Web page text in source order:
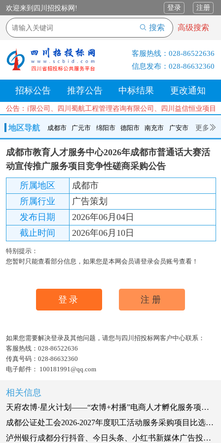
欢迎来到四川招投标网! 登录 注册
搜索 高级搜索
客服热线： 028-86522636
信息发布： 028-86632360
招标公告 推荐公告 中标结果 更改通知
公告： 公司、四川蜀航工程管理咨询有限公司、四川益信
地区导航 成都市 广元市 绵阳市 德阳市 南充市 广安市 更多
成都市 广元市 绵阳市 德阳市 南充市 广安市
遂宁市
内江市
乐山市 自贡市 泸州市 宜宾市 攀枝花
达州市
资阳市 眉山市 雅安市 阿坝州 甘孜州 凉山州
成都市教育人才服务中心2026年成都市普通话大赛活
动宣传推广服务项目竞争性磋商采购公告
所属地区
成都市
所属行业
广告策划
发布日期
2026年06月04日
截止时间
2026年06月10日
特别提示：
您暂时只能查看部分信息，如果您是本网会员请登录会员账号查看！
登录 注册
如果您需要解决登录及其他问题，请您与四川招投标网客户中心联系：
客服热线： 028-86522636
传真号码： 028-86632360
电子邮件： 100181991@qq.com
相关信息
天府农博·星火计划——“农博+村播”电商人才孵化服务项目竞争性磋商采购公告
成都公证处工会2026-2027年度职工活动服务采购项目比选公告
泸州银行成都分行抖音、今日头条、小红书新媒体广告投放服务采购项目采购公告